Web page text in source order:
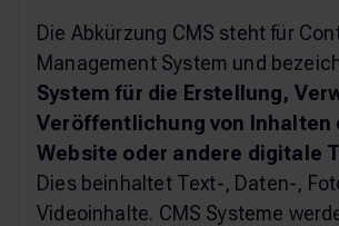
Die Abkürzung CMS steht für
Management System und
System für die Erstellung,
Veröffentlichung von Inhalten
Website oder andere digitale
Dies beinhaltet Text-, Daten-,
Videoinhalte. CMS Systeme